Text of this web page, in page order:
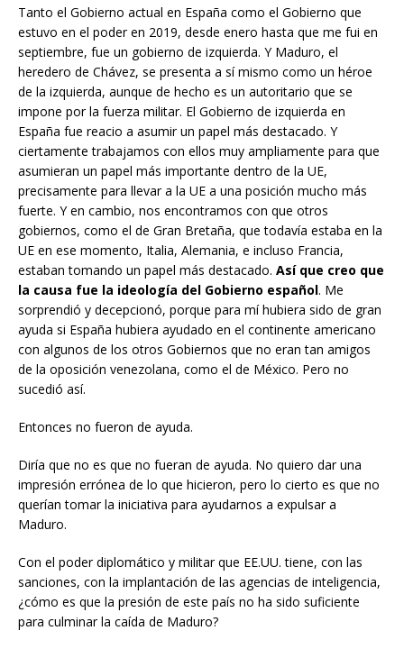
Tanto el Gobierno actual en España como el Gobierno que
estuvo en el poder en 2019, desde enero hasta que me fui en
septiembre, fue un gobierno de izquierda. Y Maduro, el
heredero de Chávez, se presenta a sí mismo como un héroe
de la izquierda, aunque de hecho es un autoritario que se
impone por la fuerza militar. El Gobierno de izquierda en
España fue reacio a asumir un papel más destacado. Y
ciertamente trabajamos con ellos muy ampliamente para que
asumieran un papel más importante dentro de la UE,
precisamente para llevar a la UE a una posición mucho más
fuerte. Y en cambio, nos encontramos con que otros
gobiernos, como el de Gran Bretaña, que todavía estaba en la
UE en ese momento, Italia, Alemania, e incluso Francia,
estaban tomando un papel más destacado. Así que creo que
la causa fue la ideología del Gobierno español. Me
sorprendió y decepcionó, porque para mí hubiera sido de gran
ayuda si España hubiera ayudado en el continente americano
con algunos de los otros Gobiernos que no eran tan amigos
de la oposición venezolana, como el de México. Pero no
sucedió así.
Entonces no fueron de ayuda.
Diría que no es que no fueran de ayuda. No quiero dar una
impresión errónea de lo que hicieron, pero lo cierto es que no
querían tomar la iniciativa para ayudarnos a expulsar a
Maduro.
Con el poder diplomático y militar que EE.UU. tiene, con las
sanciones, con la implantación de las agencias de inteligencia,
¿cómo es que la presión de este país no ha sido suficiente
para culminar la caída de Maduro?